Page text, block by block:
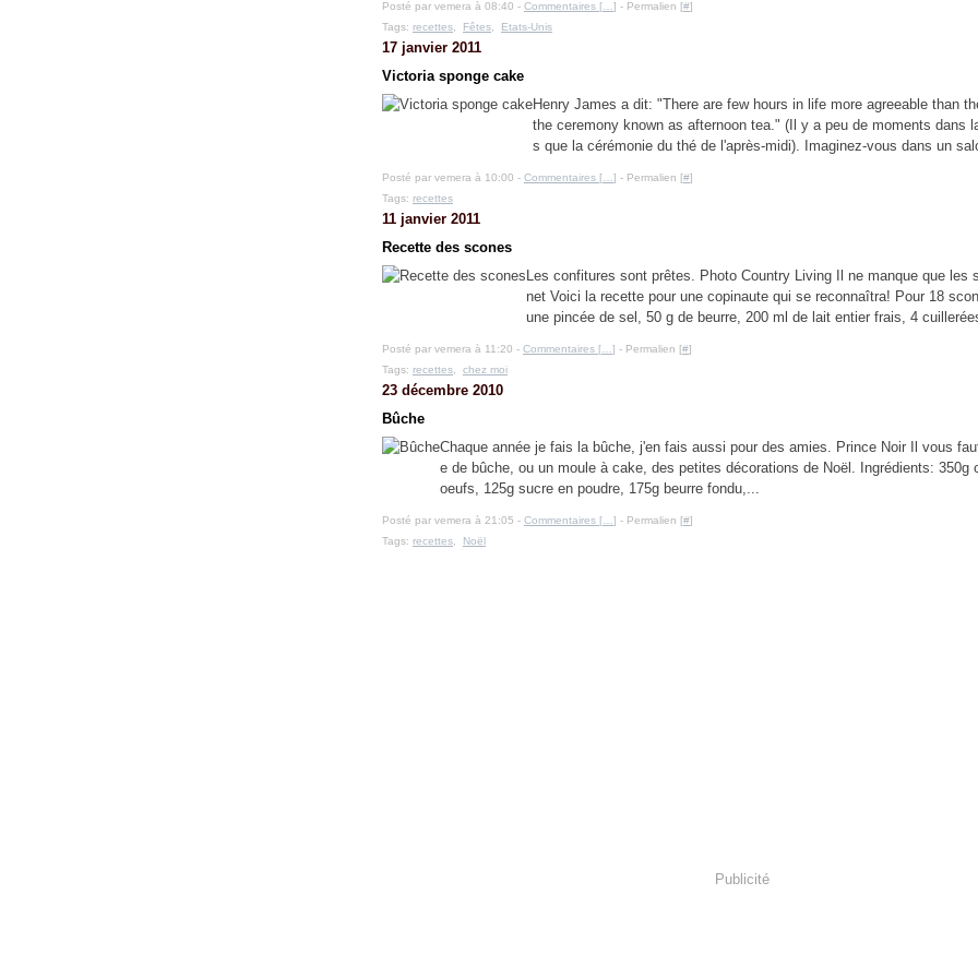
Posté par vemera à 08:40 - Commentaires [ ] - Permalien [#]
Tags: recettes Fêtes Etats-Unis
17 janvier 2011
Victoria sponge cake
Henry James a dit: "There are few hours in life more agreeable than
the ceremony known as afternoon tea." (Il y a peu de moments dans
s que la cérémonie du thé de l'après-midi). Imaginez-vous dans un
Posté par vemera à 10:00 - Commentaires [ ] - Permalien [#]
Tags: recettes
11 janvier 2011
Recette des scones
Les confitures sont prêtes. Photo Country Living Il ne manque que les
net Voici la recette pour une copinaute qui se reconnaîtra! Pour 18
une pincée de sel, 50 g de beurre, 200 ml de lait entier frais, 4
Posté par vemera à 11:20 - Commentaires [ ] - Permalien [#]
Tags: recettes chez moi
23 décembre 2010
Bûche
Chaque année je fais la bûche, j'en fais aussi pour des amies. Prince Noir Il vous
e de bûche, ou un moule à cake, des petites décorations de Noël. Ingrédients: 350g
oeufs, 125g sucre en poudre, 175g beurre fondu,...
Posté par vemera à 21:05 - Commentaires [ ] - Permalien [#]
Tags: recettes Noël
Publicité